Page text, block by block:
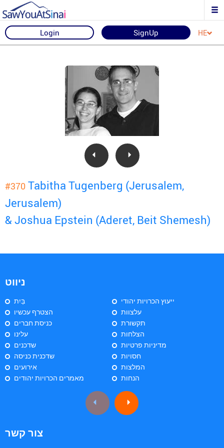
Login SignUp HE
#370 Tabitha Tugenberg (Jerusalem,
Jerusalem)
& Joshua Epstein (Aderet, Beit Shemesh)
ניווט
בַּיִת
הצטרף עכשיו
כניסת חברים
עלינו
שדכנים
שדכנית כניסה
אירועים
מאמרים הכרויות יהודים
ייעוץ הכרויות יהודי
עלצוות
תקשורת
הצלחות
מדיניות פרטיות
חסויות
המלצות
הנחות
צור קשר